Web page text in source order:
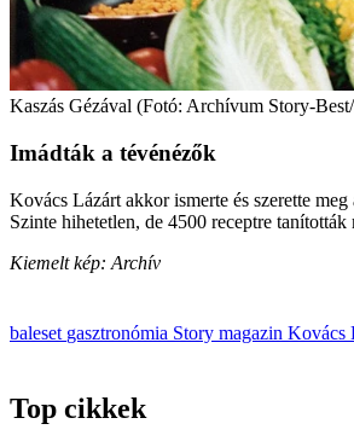
Kaszás Gézával (Fotó: Archívum Story-
Imádták a tévénézők
Kovács Lázárt akkor ismerte és szerette
Szinte hihetetlen, de 4500 receptre
Kiemelt kép: Archív
baleset gasztronómia Story magazin Kovács
Top cikkek